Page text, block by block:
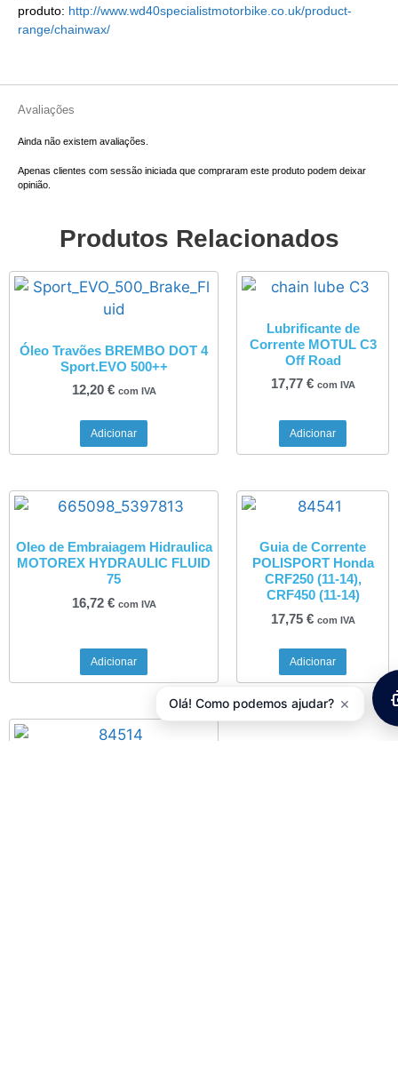
produto: http://www.wd40specialistmotorbike.co.uk/product-
range/chainwax/
Avaliações
Ainda não existem avaliações.
Apenas clientes com sessão iniciada que compraram este produto podem deixar
opinião.
Produtos Relacionados
Óleo Travões BREMBO DOT 4
Sport.EVO 500++
12,20 € com IVA
Adicionar
Lubrificante de
Corrente MOTUL C3
Off Road
17,77 € com IVA
Adicionar
Oleo de Embraiagem Hidraulica
MOTOREX HYDRAULIC FLUID
75
16,72 € com IVA
Adicionar
Guia de Corrente
POLISPORT Honda
CRF250 (11-14),
CRF450 (11-14)
17,75 € com IVA
Adicionar
Olá! Como podemos ajudar? ×